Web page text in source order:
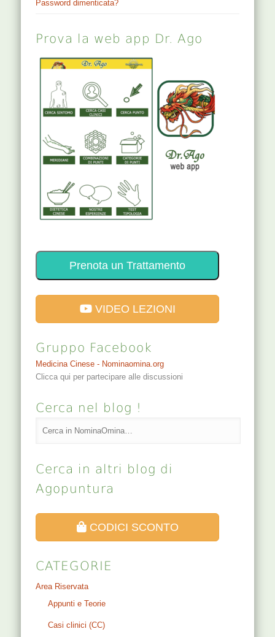
Password dimenticata?
Prova la web app Dr. Ago
Prenota un Trattamento
VIDEO LEZIONI
Gruppo Facebook
Medicina Cinese - Nominaomina.org
Clicca qui per partecipare alle discussioni
Cerca nel blog !
Cerca in altri blog di
Agopuntura
CODICI SCONTO
CATEGORIE
Area Riservata
Appunti e Teorie
Casi clinici (CC)